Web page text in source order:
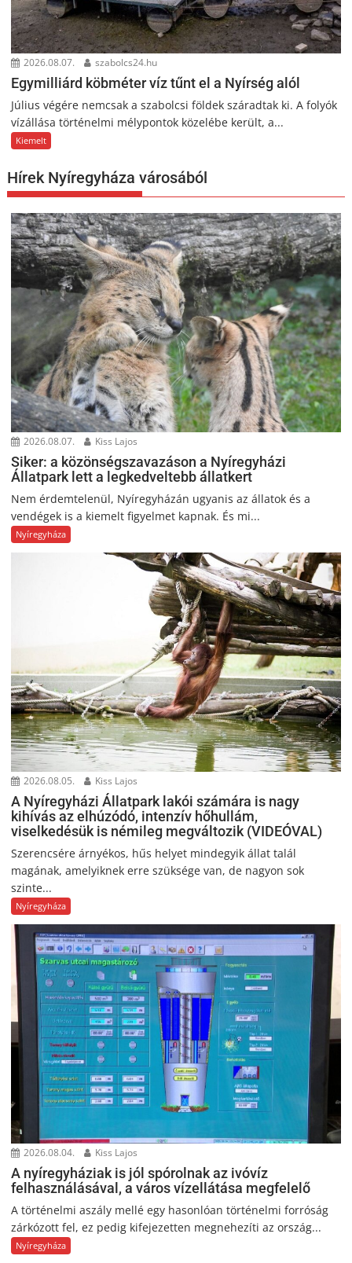
2026.08.07. szabolcs24.hu
Egymilliárd köbméter víz tűnt el a Nyírség alól
Július végére nemcsak a szabolcsi földek száradtak ki. A folyók
vízállása történelmi mélypontok közelébe került, a...
Kiemelt
Hírek Nyíregyháza városából
2026.08.07. Kiss Lajos
Siker: a közönségszavazáson a Nyíregyházi
Állatpark lett a legkedveltebb állatkert
Nem érdemtelenül, Nyíregyházán ugyanis az állatok és a
vendégek is a kiemelt figyelmet kapnak. És mi...
Nyíregyháza
2026.08.05. Kiss Lajos
A Nyíregyházi Állatpark lakói számára is nagy
kihívás az elhúzódó, intenzív hőhullám,
viselkedésük is némileg megváltozik (VIDEÓVAL)
Szerencsére árnyékos, hűs helyet mindegyik állat talál
magának, amelyiknek erre szüksége van, de nagyon sok
szinte...
Nyíregyháza
2026.08.04. Kiss Lajos
A nyíregyháziak is jól spórolnak az ivóvíz
felhasználásával, a város vízellátása megfelelő
A történelmi aszály mellé egy hasonlóan történelmi forróság
zárkózott fel, ez pedig kifejezetten megnehezíti az ország...
Nyíregyháza